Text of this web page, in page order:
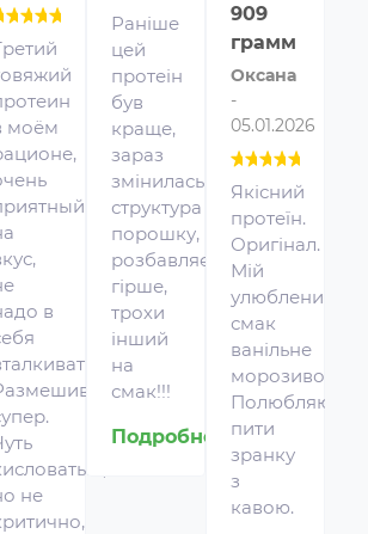
моём
в
не
Раніше
цей
протеін
був
краще,
зараз
змінилась
структура
порошку,
розбавляється
гірше,
трохи
інший
на
смак!!!
Подробнее
909
грамм
Оксана
-
05.01.2026
Якісний
протеїн.
Оригінал.
Мій
улюблений
смак
ванільне
морозиво.
Полюбляю
пити
зранку
з
кавою.